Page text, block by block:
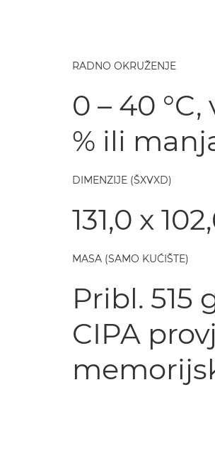
RADNO OKRUŽENJE
0 – 40
% ili
DIMENZIJE (ŠXVXD)
131,0 x
MASA (SAMO KUĆIŠTE)
Pribl. 515
CIPA